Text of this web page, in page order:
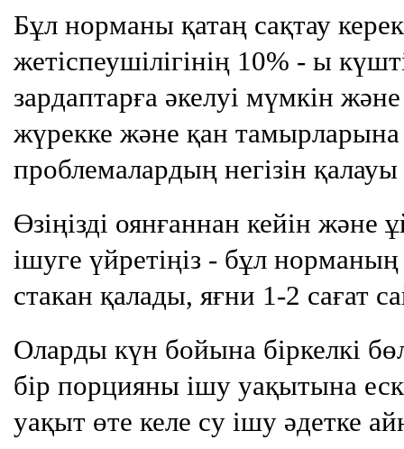
Бұл норманы қатаң сақтау
жетіспеушілігінің 10% - ы
зардаптарға әкелуі мүмкін
жүрекке және қан
проблемалардың негізін
Өзіңізді оянғаннан кейін және
ішуге үйретіңіз - бұл
стакан қалады, яғни 1-2 сағат
Оларды күн бойына біркелкі
бір порцияны ішу уақытына
уақыт өте келе су ішу әдетке